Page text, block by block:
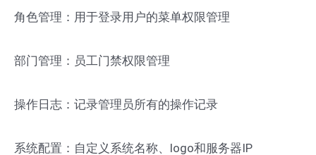
角色管理：用于登录用户的菜单权限管理
部门管理：员工门禁权限管理
操作日志：记录管理员所有的操作记录
系统配置：自定义系统名称、logo和服务器IP